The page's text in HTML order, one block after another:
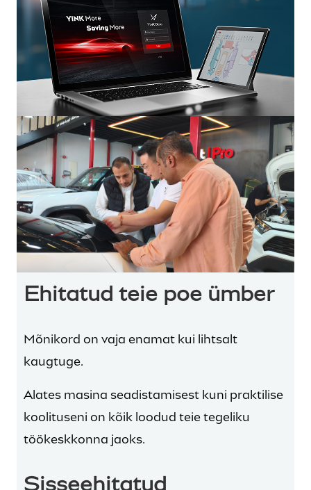
Ehitatud teie poe ümber
Mõnikord on vaja enamat kui lihtsalt
kaugtuge.
Alates masina seadistamisest kuni praktilise
koolituseni on kõik loodud teie tegeliku
töökeskkonna jaoks.
Sisseehitatud